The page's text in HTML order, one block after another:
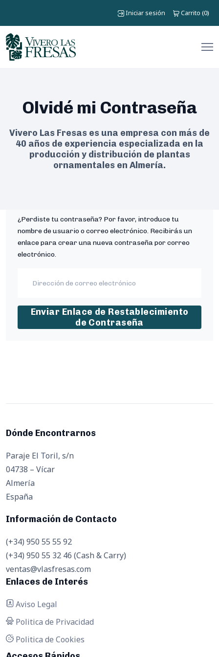
Iniciar sesión Carrito (0)
Olvidé mi Contraseña
Vivero Las Fresas es una empresa con más de
40 años de experiencia especializada en la
producción y distribución de plantas
ornamentales en Almería.
¿Perdiste tu contraseña? Por favor, introduce tu
nombre de usuario o correo electrónico. Recibirás un
enlace para crear una nueva contraseña por correo
electrónico.
Enviar Enlace de Restablecimiento
de Contraseña
Dónde Encontrarnos
Paraje El Toril, s/n
04738 – Vícar
Almería
España
Información de Contacto
(+34) 950 55 55 92
(+34) 950 55 32 46 (Cash & Carry)
ventas@vlasfresas.com
Enlaces de Interés
Aviso Legal
Politica de Privacidad
Politica de Cookies